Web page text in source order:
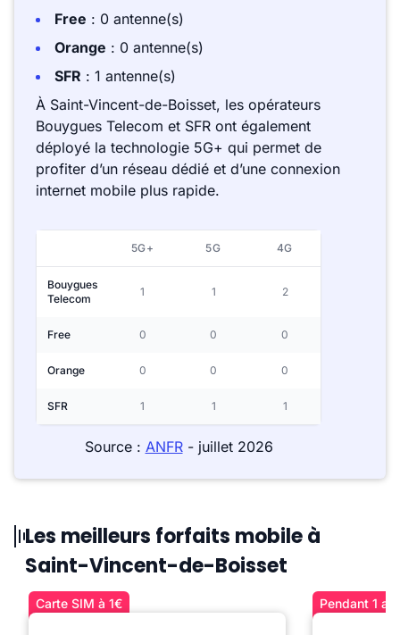
Free : 0 antenne(s)
Orange : 0 antenne(s)
SFR : 1 antenne(s)
À Saint-Vincent-de-Boisset, les opérateurs
Bouygues Telecom et SFR ont également
déployé la technologie 5G+ qui permet de
profiter d’un réseau dédié et d’une connexion
internet mobile plus rapide.
5G+ 5G 4G
Bouygues
Telecom
1 1 2
Free 0 0 0
Orange 0 0 0
SFR 1 1 1
Source : ANFR- juillet 2026
Les meilleurs forfaits mobile à
Saint-Vincent-de-Boisset
Carte SIM à 1€ Pendant 1